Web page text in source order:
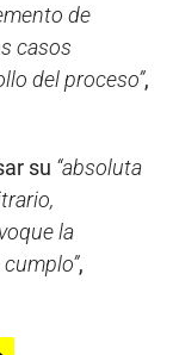
de
casos
del proceso”,
su “absoluta
la
,